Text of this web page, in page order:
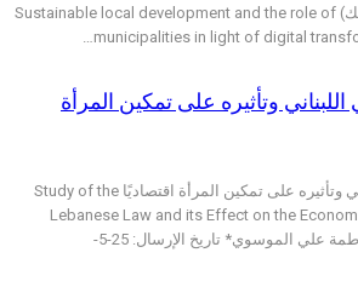
بين بلديّة الغبيري وبلديّة بعلبك) Sustainable local development and the role of
municipalities in light of digital
اللبناني وتأثيره على تمكين المرأة
قراءة للواقع القانوني اللبناني وتأثيره على تمكين المرأة اقتصاديًا Study of the
Lebanese Law and its Effect on the
Fatima Ali El Mousaoui فاطمة علي الموسوي* تاريخ الإرسال: 25-5-